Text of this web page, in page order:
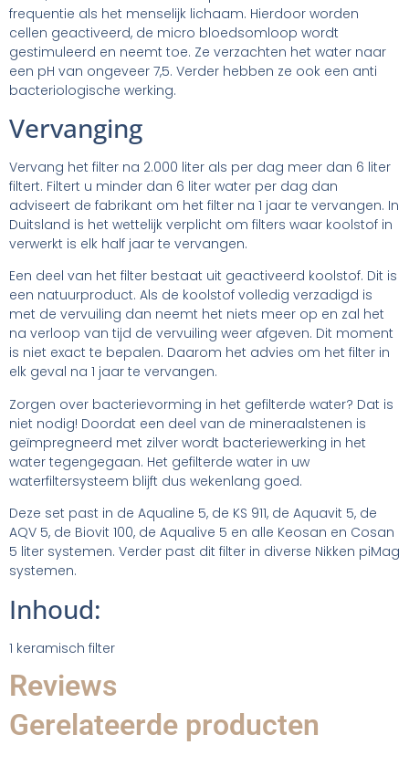
frequentie als het menselijk lichaam. Hierdoor worden
cellen geactiveerd, de micro bloedsomloop wordt
gestimuleerd en neemt toe. Ze verzachten het water naar
een pH van ongeveer 7,5. Verder hebben ze ook een anti
bacteriologische werking.
Vervanging
Vervang het filter na 2.000 liter als per dag meer dan 6 liter
filtert. Filtert u minder dan 6 liter water per dag dan
adviseert de fabrikant om het filter na 1 jaar te vervangen. In
Duitsland is het wettelijk verplicht om filters waar koolstof in
verwerkt is elk half jaar te vervangen.
Een deel van het filter bestaat uit geactiveerd koolstof. Dit is
een natuurproduct. Als de koolstof volledig verzadigd is
met de vervuiling dan neemt het niets meer op en zal het
na verloop van tijd de vervuiling weer afgeven. Dit moment
is niet exact te bepalen. Daarom het advies om het filter in
elk geval na 1 jaar te vervangen.
Zorgen over bacterievorming in het gefilterde water? Dat is
niet nodig! Doordat een deel van de mineraalstenen is
geïmpregneerd met zilver wordt bacteriewerking in het
water tegengegaan. Het gefilterde water in uw
waterfiltersysteem blijft dus wekenlang goed.
Deze set past in de Aqualine 5, de KS 911, de Aquavit 5, de
AQV 5, de Biovit 100, de Aqualive 5 en alle Keosan en Cosan
5 liter systemen. Verder past dit filter in diverse Nikken piMag
systemen.
Inhoud:
1 keramisch filter
Reviews
Gerelateerde producten